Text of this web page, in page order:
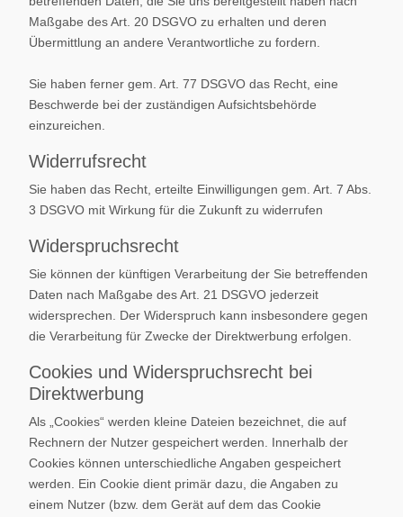
Maßgabe des Art. 20 DSGVO zu erhalten und deren
Übermittlung an andere Verantwortliche zu fordern.
Sie haben ferner gem. Art. 77 DSGVO das Recht, eine
Beschwerde bei der zuständigen Aufsichtsbehörde
einzureichen.
Widerrufsrecht
Sie haben das Recht, erteilte Einwilligungen gem. Art. 7 Abs.
3 DSGVO mit Wirkung für die Zukunft zu widerrufen
Widerspruchsrecht
Sie können der künftigen Verarbeitung der Sie betreffenden
Daten nach Maßgabe des Art. 21 DSGVO jederzeit
widersprechen. Der Widerspruch kann insbesondere gegen
die Verarbeitung für Zwecke der Direktwerbung erfolgen.
Cookies und Widerspruchsrecht bei
Direktwerbung
Als „Cookies“ werden kleine Dateien bezeichnet, die auf
Rechnern der Nutzer gespeichert werden. Innerhalb der
Cookies können unterschiedliche Angaben gespeichert
werden. Ein Cookie dient primär dazu, die Angaben zu
einem Nutzer (bzw. dem Gerät auf dem das Cookie